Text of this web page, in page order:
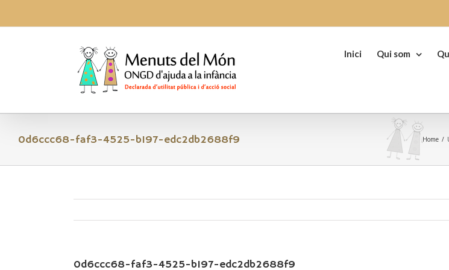
content
Inici
Qui som
0d6ccc68-faf3-4525-b197-edc2db2688f9 Home /
0d6ccc68-faf3-4525-b197-edc2db2688f9